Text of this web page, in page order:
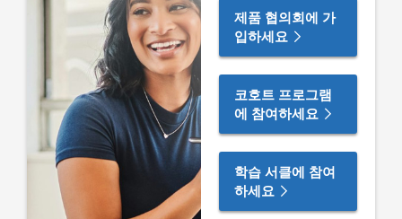
제품 협의회에 가
입하세요
코호트 프로그램
에 참여하세요
학습 서클에 참여
하세요